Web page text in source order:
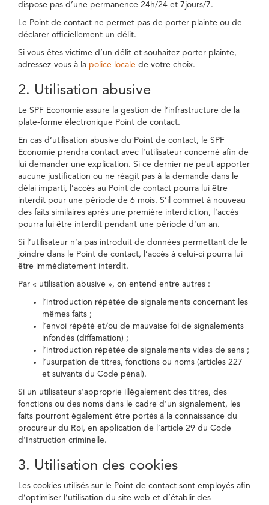
dispose pas d’une permanence 24h/24 et 7jours/7.
Le Point de contact ne permet pas de porter plainte ou de
déclarer officiellement un délit.
Si vous êtes victime d’un délit et souhaitez porter plainte,
adressez-vous à la police locale de votre choix.
2. Utilisation abusive
Le SPF Economie assure la gestion de l’infrastructure de la
plate-forme électronique Point de contact.
En cas d’utilisation abusive du Point de contact, le SPF
Economie prendra contact avec l’utilisateur concerné afin de
lui demander une explication. Si ce dernier ne peut apporter
aucune justification ou ne réagit pas à la demande dans le
délai imparti, l’accès au Point de contact pourra lui être
interdit pour une période de 6 mois. S’il commet à nouveau
des faits similaires après une première interdiction, l’accès
pourra lui être interdit pendant une période d’un an.
Si l’utilisateur n’a pas introduit de données permettant de le
joindre dans le Point de contact, l’accès à celui-ci pourra lui
être immédiatement interdit.
Par « utilisation abusive », on entend entre autres :
l’introduction répétée de signalements concernant les
mêmes faits ;
l’envoi répété et/ou de mauvaise foi de signalements
infondés (diffamation) ;
l’introduction répétée de signalements vides de sens ;
l’usurpation de titres, fonctions ou noms (articles 227
et suivants du Code pénal).
Si un utilisateur s’approprie illégalement des titres, des
fonctions ou des noms dans le cadre d’un signalement, les
faits pourront également être portés à la connaissance du
procureur du Roi, en application de l’article 29 du Code
d’Instruction criminelle.
3. Utilisation des cookies
Les cookies utilisés sur le Point de contact sont employés afin
d’optimiser l’utilisation du site web et d’établir des